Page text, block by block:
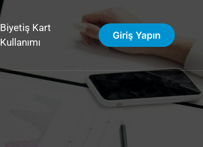
Biyetiş Kart
Kullanımı
Giriş Yapın